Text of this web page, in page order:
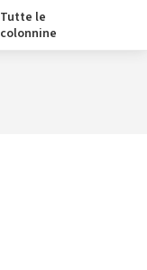
Tutte le
colonnine